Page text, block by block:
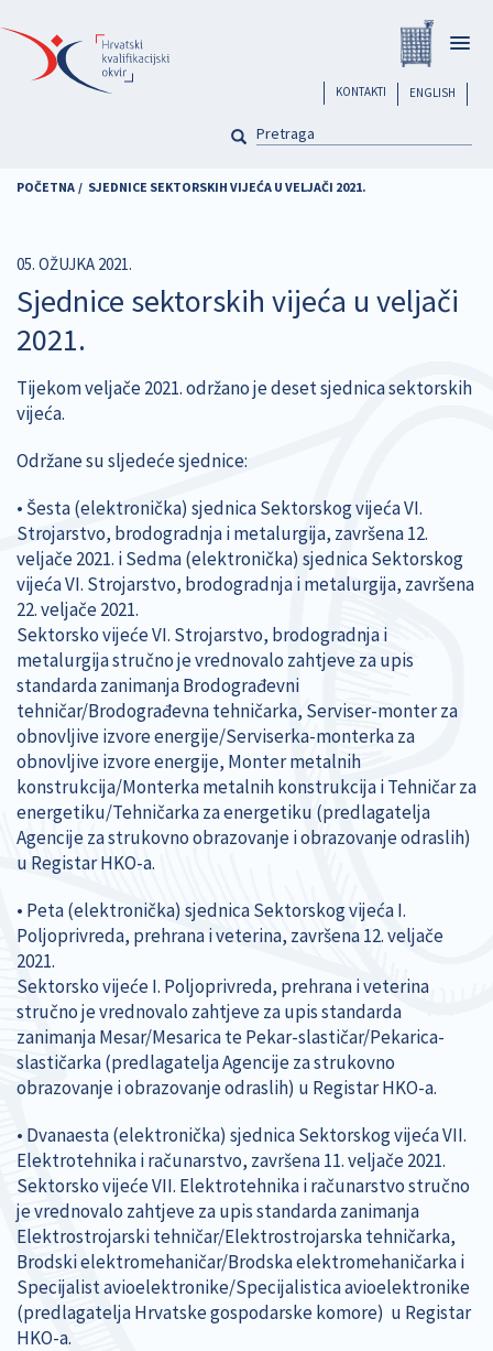
na
glavni
sadržaj
ENGLISH
header
KONTAKTI
PRETRAGA
POČETNA SJEDNICE SEKTORSKIH VIJEĆA U VELJAČI 2021.
05. OŽUJKA 2021.
Sjednice sektorskih vijeća u veljači
2021.
Tijekom veljače 2021. održano je deset sjednica sektorskih
vijeća.
Održane su sljedeće sjednice:
• Šesta (elektronička) sjednica Sektorskog vijeća VI.
Strojarstvo, brodogradnja i metalurgija, završena 12.
veljače 2021. i Sedma (elektronička) sjednica Sektorskog
vijeća VI. Strojarstvo, brodogradnja i metalurgija, završena
22. veljače 2021.
Sektorsko vijeće VI. Strojarstvo, brodogradnja i
metalurgija stručno je vrednovalo zahtjeve za upis
standarda zanimanja Brodograđevni
tehničar/Brodograđevna tehničarka, Serviser-monter za
obnovljive izvore energije/Serviserka-monterka za
obnovljive izvore energije, Monter metalnih
konstrukcija/Monterka metalnih konstrukcija i Tehničar za
energetiku/Tehničarka za energetiku (predlagatelja
Agencije za strukovno obrazovanje i obrazovanje odraslih)
u Registar HKO-a.
• Peta (elektronička) sjednica Sektorskog vijeća I.
Poljoprivreda, prehrana i veterina, završena 12. veljače
2021.
Sektorsko vijeće I. Poljoprivreda, prehrana i veterina
stručno je vrednovalo zahtjeve za upis standarda
zanimanja Mesar/Mesarica te Pekar-slastičar/Pekarica-
slastičarka (predlagatelja Agencije za strukovno
obrazovanje i obrazovanje odraslih) u Registar HKO-a.
• Dvanaesta (elektronička) sjednica Sektorskog vijeća VII.
Elektrotehnika i računarstvo, završena 11. veljače 2021.
Sektorsko vijeće VII. Elektrotehnika i računarstvo stručno
je vrednovalo zahtjeve za upis standarda zanimanja
Elektrostrojarski tehničar/Elektrostrojarska tehničarka,
Brodski elektromehaničar/Brodska elektromehaničarka i
Specijalist avioelektronike/Specijalistica avioelektronike
(predlagatelja Hrvatske gospodarske komore) u Registar
HKO-a.